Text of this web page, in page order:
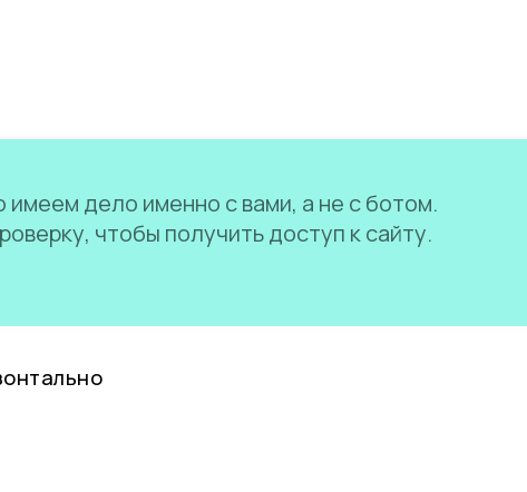
дело именно с вами, а не с ботом.
чтобы получить доступ к сайту.